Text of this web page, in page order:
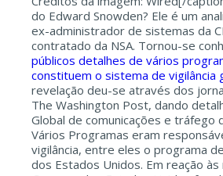
do Edward Snowden? Ele é um
ex-administrador de sistemas da
contratado da NSA. Tornou-se
públicos detalhes de vários
constituem o sistema de vigilância
revelação deu-se através dos
The Washington Post, dando
Global de comunicações e tráfego
Vários Programas eram
vigilância, entre eles o programa
dos Estados Unidos. Em reação